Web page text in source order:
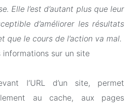
Elle l’est d’autant plus que leur
d’améliorer les résultats
que le cours de l’action va mal.
informations sur un site
l’URL d’un site, permet
au cache, aux pages